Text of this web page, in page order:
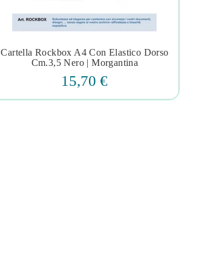
   
Cartella Rockbox A4 Con Elastico Dorso
Cm.3,5 Nero | Morgantina
15,70 €